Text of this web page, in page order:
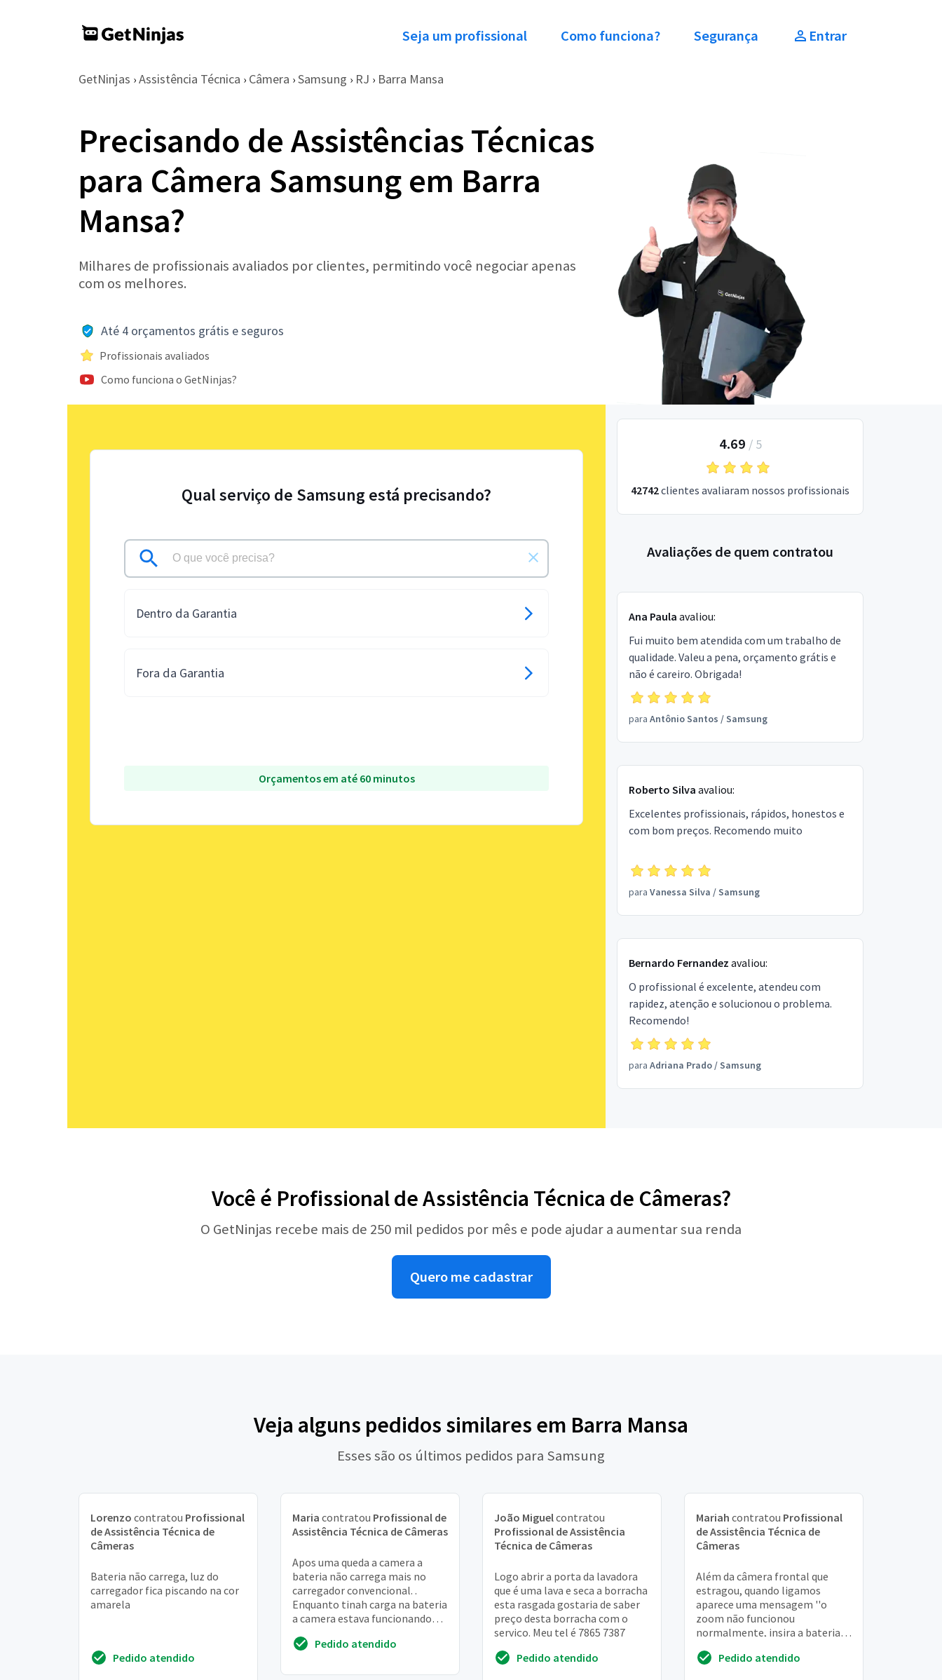
Seja um profissional Como funciona? Segurança Entrar
GetNinjas › Assistência Técnica › Câmera › Samsung › RJ › Barra Mansa
Precisando de Assistências Técnicas
para Câmera Samsung em Barra
Mansa?
Milhares de profissionais avaliados por clientes, permitindo você negociar apenas
com os melhores.
Até 4 orçamentos grátis e seguros
Profissionais avaliados
Como funciona o GetNinjas?
Qual serviço de Samsung está precisando?
Dentro da Garantia
Fora da Garantia
Orçamentos em até 60 minutos
4.69 / 5
42742clientes avaliaram nossos profissionais
Avaliações de quem contratou
Ana Paula avaliou:
Fui muito bem atendida com um trabalho de
qualidade. Valeu a pena, orçamento grátis e
não é careiro. Obrigada!
para Antônio Santos /Samsung
Roberto Silva avaliou:
Excelentes profissionais, rápidos, honestos e
com bom preços. Recomendo muito
para Vanessa Silva /Samsung
Bernardo Fernandez avaliou:
O profissional é excelente, atendeu com
rapidez, atenção e solucionou o problema.
Recomendo!
para Adriana Prado/Samsung
Você é Profissional de Assistência Técnica de Câmeras?
O GetNinjas recebe mais de 250 mil pedidos por mês e pode ajudar a aumentar sua renda
Quero me cadastrar
Veja alguns pedidos similares em Barra Mansa
Esses são os últimos pedidos para Samsung
Lorenzo contratou Profissional
de Assistência Técnica de
Câmeras
Bateria não carrega, luz do
carregador fica piscando na cor
amarela
Pedido atendido
Maria contratou Profissional de
Assistência Técnica de Câmeras
Apos uma queda a camera a
bateria não carrega mais no
carregador convencional. .
Enquanto tinah carga na bateria
a camera estava funcionando
apenas nao consigo ...
Pedido atendido
João Miguelcontratou
Profissional de Assistência
Técnica de Câmeras
Logo abrir a porta da lavadora
que é uma lava e seca a borracha
esta rasgada gostaria de saber
preço desta borracha com o
serviço. Meu tel é 7865 7387
Pedido atendido
Mariah contratou Profissional
de Assistência Técnica de
Câmeras
Além da câmera frontal que
estragou, quando ligamos
aparece uma mensagem ''o
zoom não funcionou
normalmente, insira a bateria
já fiz isso e não deu certo.
Pedido atendido